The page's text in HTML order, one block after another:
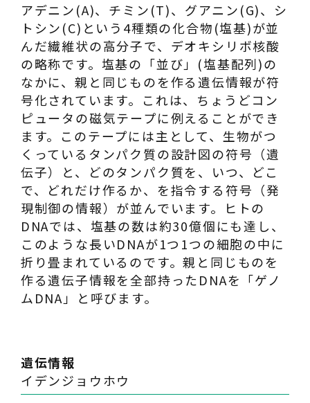
アデニン(A)、チミン(T)、グアニン(G)、シ
トシン(C)という4種類の化合物(塩基)が並
んだ繊維状の高分子で、デオキシリボ核酸
の略称です。塩基の「並び」(塩基配列)の
なかに、親と同じものを作る遺伝情報が符
号化されています。これは、ちょうどコン
ピュータの磁気テープに例えることができ
ます。このテープには主として、生物がつ
くっているタンパク質の設計図の符号（遺
伝子）と、どのタンパク質を、いつ、どこ
で、どれだけ作るか、を指令する符号（発
現制御の情報）が並んでいます。ヒトの
DNAでは、塩基の数は約30億個にも達し、
このような長いDNAが1つ1つの細胞の中に
折り畳まれているのです。親と同じものを
作る遺伝子情報を全部持ったDNAを「ゲノ
ムDNA」と呼びます。
遺伝情報
イデンジョウホウ